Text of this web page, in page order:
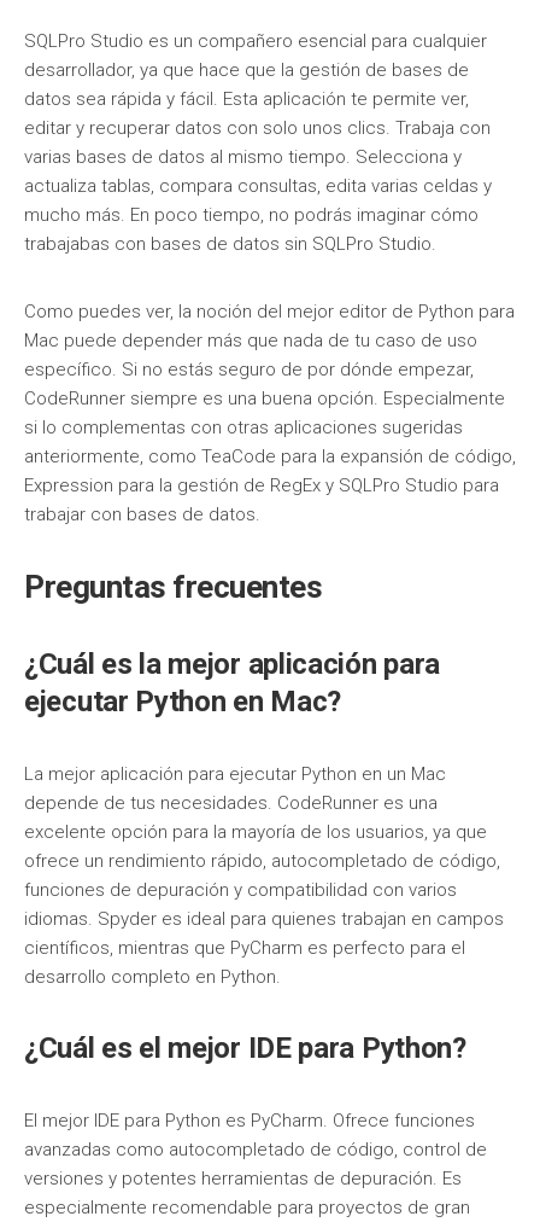
SQLPro Studio es un compañero esencial para cualquier
desarrollador, ya que hace que la gestión de bases de
datos sea rápida y fácil. Esta aplicación te permite ver,
editar y recuperar datos con solo unos clics. Trabaja con
varias bases de datos al mismo tiempo. Selecciona y
actualiza tablas, compara consultas, edita varias celdas y
mucho más. En poco tiempo, no podrás imaginar cómo
trabajabas con bases de datos sin SQLPro Studio.
Como puedes ver, la noción del mejor editor de Python para
Mac puede depender más que nada de tu caso de uso
específico. Si no estás seguro de por dónde empezar,
CodeRunner siempre es una buena opción. Especialmente
si lo complementas con otras aplicaciones sugeridas
anteriormente, como TeaCode para la expansión de código,
Expression para la gestión de RegEx y SQLPro Studio para
trabajar con bases de datos.
Preguntas frecuentes
¿Cuál es la mejor aplicación para
ejecutar Python en Mac?
La mejor aplicación para ejecutar Python en un Mac
depende de tus necesidades. CodeRunner es una
excelente opción para la mayoría de los usuarios, ya que
ofrece un rendimiento rápido, autocompletado de código,
funciones de depuración y compatibilidad con varios
idiomas. Spyder es ideal para quienes trabajan en campos
científicos, mientras que PyCharm es perfecto para el
desarrollo completo en Python.
¿Cuál es el mejor IDE para Python?
El mejor IDE para Python es PyCharm. Ofrece funciones
avanzadas como autocompletado de código, control de
versiones y potentes herramientas de depuración. Es
especialmente recomendable para proyectos de gran